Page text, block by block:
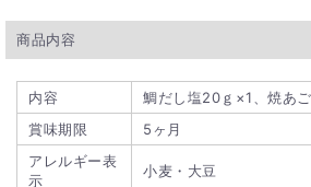
商品内容
内容
鯛だし塩20ｇ×1、焼あ
賞味期限
5ヶ月
アレルギー表
示
小麦・大豆